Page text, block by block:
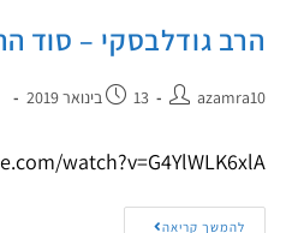
הרב גודלבסקי – סוד
azamra10 13 בינואר 2019
watch?v=G4YlWLK6xlA
להמשך קריאה